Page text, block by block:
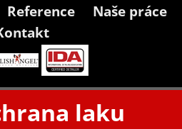
Reference
Naše práce
laku